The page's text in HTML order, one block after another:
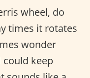
wheel, do
times it rotates
wonder
could keep